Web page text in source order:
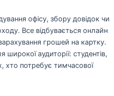
офісу, збору довідок чи
Все відбувається онлайн
грошей на картку.
аудиторії: студентів,
хто потребує тимчасової